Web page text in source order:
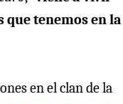
que tenemos en la
en el clan de la